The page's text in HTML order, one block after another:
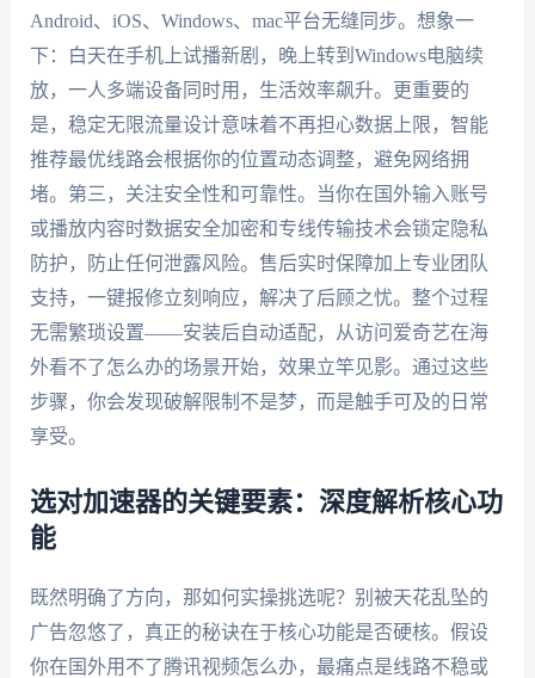
Android、iOS、Windows、mac平台无缝同步。想象一
下：白天在手机上试播新剧，晚上转到Windows电脑续
放，一人多端设备同时用，生活效率飙升。更重要的
是，稳定无限流量设计意味着不再担心数据上限，智能
推荐最优线路会根据你的位置动态调整，避免网络拥
堵。第三，关注安全性和可靠性。当你在国外输入账号
或播放内容时数据安全加密和专线传输技术会锁定隐私
防护，防止任何泄露风险。售后实时保障加上专业团队
支持，一键报修立刻响应，解决了后顾之忧。整个过程
无需繁琐设置——安装后自动适配，从访问爱奇艺在海
外看不了怎么办的场景开始，效果立竿见影。通过这些
步骤，你会发现破解限制不是梦，而是触手可及的日常
享受。
选对加速器的关键要素：深度解析核心功
能
既然明确了方向，那如何实操挑选呢？别被天花乱坠的
广告忽悠了，真正的秘诀在于核心功能是否硬核。假设
你在国外用不了腾讯视频怎么办，最痛点是线路不稳或